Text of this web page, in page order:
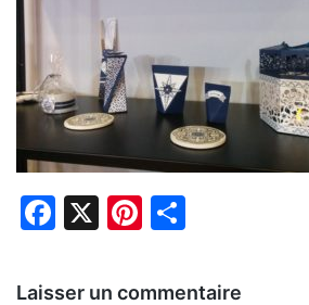
Facebook
X Pinterest
Laisser un commentaire